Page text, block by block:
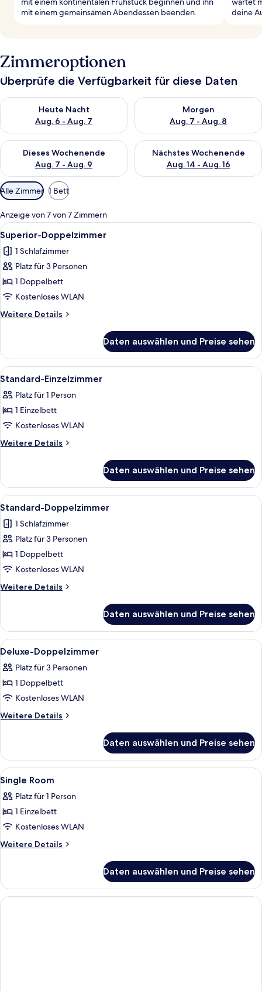
mit einem gemeinsamen Abendessen beenden.
deine
Zimmeroptionen
Überprüfe die Verfügbarkeit für diese Daten
Heute Nacht
Aug. 6 - Aug. 7
Überprüfe die Verfügbarkeit für heute Nacht, Aug. 6 - Aug. 7.
Morgen
Aug. 7 - Aug. 8
Überprüfe die Verfügbarkeit
Dieses Wochenende
Aug. 7 - Aug. 9
Überprüfe die Verfügbarkeit für dieses Wochenende, Aug. 7
Nächstes Wochenende
Aug. 14 - Aug. 16
Überprüfe die Verfügbarkeit
Verfügbare
Filter
für
Zimmer
Alle Zimmer 1 Bett
Anzeige von 7 von 7 Zimmern
Alle
Fotos
für
Superior-
Doppelzimmer
anzeigen
Ein Hotelzimmer mit Bett, Sessel,
7
Superior-Doppelzimmer
1 Schlafzimmer
Platz für 3 Personen
1 Doppelbett
Kostenloses WLAN
Weitere Details
Weitere
Doppelzimmer
Daten auswählen und Preise sehen
Alle
Fotos
für
Standard-
Einzelzimmer
anzeigen
Standard-Einzelzimmer | Minibar,
4
Standard-Einzelzimmer
Platz für 1 Person
1 Einzelbett
Kostenloses WLAN
Weitere Details
Weitere
Einzelzimmer
Daten auswählen und Preise sehen
Alle
Fotos
für
Standard-
Doppelzimmer
anzeigen
Standard-Doppelzimmer | Minibar,
6
Standard-Doppelzimmer
1 Schlafzimmer
Platz für 3 Personen
1 Doppelbett
Kostenloses WLAN
Weitere Details
Weitere
Doppelzimmer
Daten auswählen und Preise sehen
Alle
Fotos
für
Deluxe-
Doppelzimmer
anzeigen
Deluxe-Doppelzimmer | Minibar,
7
Deluxe-Doppelzimmer
Platz für 3 Personen
1 Doppelbett
Kostenloses WLAN
Weitere Details
Weitere
Doppelzimmer
Daten auswählen und Preise sehen
Alle
Fotos
für
Single
Room
anzeigen
Minibar, Zimmersafe, Schreibtisch,
1
Single Room
Platz für 1 Person
1 Einzelbett
Kostenloses WLAN
Weitere Details
Weitere
Room
Daten auswählen und Preise sehen